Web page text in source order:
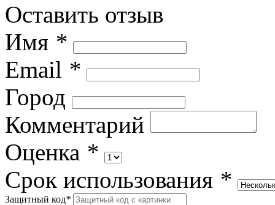
Оставить отзыв
Имя *
Email *
Город
Комментарий
Оценка *
Срок использования *
Защитный код*